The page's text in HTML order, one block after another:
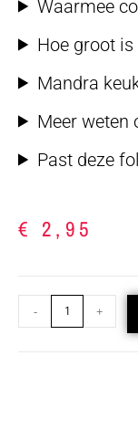
Waarmee
Hoe groot
Mandra
Meer weten
Past deze
€ 2,95
- +